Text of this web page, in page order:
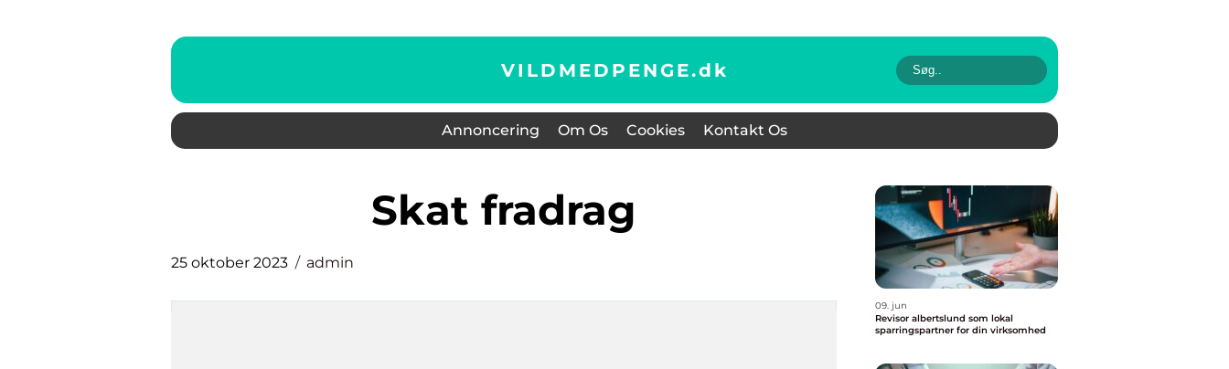
VILDMEDPENGE.dk
Annoncering Om Os Cookies Kontakt Os
skat fradrag
25 oktober 2023 admin
09. jun
Revisor albertslund som lokal
sparringspartner for din virksomhed